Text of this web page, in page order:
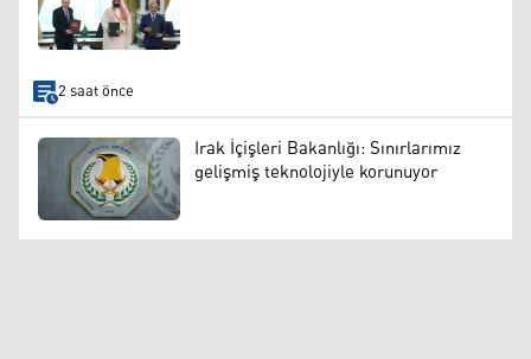
2 saat önce
Irak İçişleri Bakanlığı: Sınırlarımız
gelişmiş teknolojiyle korunuyor